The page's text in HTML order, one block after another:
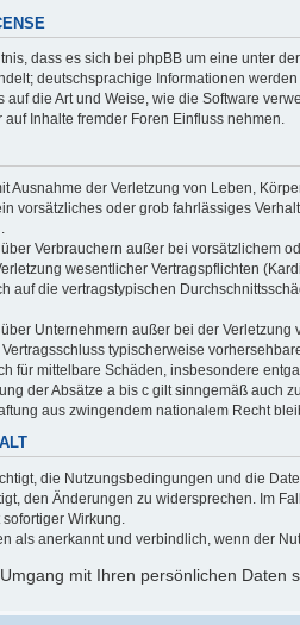
dass es sich bei phpBB um eine unter der
deutschsprachige Informationen
auf die Art und Weise, wie die Software
Inhalte fremder Foren Einfluss nehmen.
Ausnahme der Verletzung von Leben,
vorsätzliches oder grob fahrlässiges
Verbrauchern außer bei vorsätzlichem
wesentlicher Vertragspflichten
auf die vertragstypischen
Unternehmern außer bei der
typischerweise
für mittelbare Schäden, insbesondere
der Absätze a bis c gilt sinngemäß auch
aus zwingendem nationalem Recht
die Nutzungsbedingungen und die
den Änderungen zu widersprechen. Im
Wirkung.
als anerkannt und verbindlich, wenn der
mit Ihren persönlichen Daten